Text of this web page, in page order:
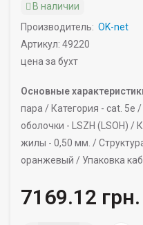
В наличии
Производитель: OK-net
Артикул: 49220
цена за бухт
Основные
пара / Категория - cat. 5e /
оболочки - LSZH (LSOH) /
жилы - 0,50 мм. /
оранжевый / Упаковка
7169.12 грн.